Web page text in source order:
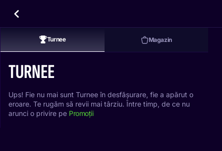
Turnee Magazin
TURNEE
Ups! Fie nu mai sunt Turnee în desfășurare, fie a apărut o
eroare. Te rugăm să revii mai târziu. Între timp, de ce nu
arunci o privire pe Promoții